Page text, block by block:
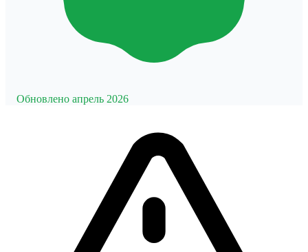
Обновлено апрель 2026